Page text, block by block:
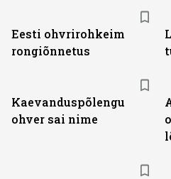
Eesti ohvrirohkeim
rongiõnnetus
Kaevanduspõlengu
ohver sai nime